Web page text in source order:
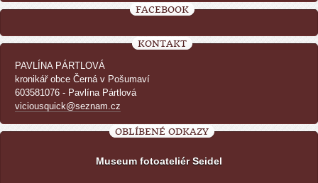
FACEBOOK
KONTAKT
PAVLÍNA PÁRTLOVÁ
kronikář obce Černá v Pošumaví
603581076 - Pavlína Pártlová
viciousquick@seznam.cz
OBLÍBENÉ ODKAZY
Museum fotoateliér Seidel